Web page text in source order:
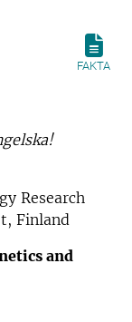
FAKTA
Research
Finland
and